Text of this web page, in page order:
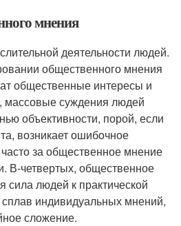
мнения
деятельности людей.
общественного мнения
общественные интересы и
массовые суждения людей
объективности, порой, если
возникает ошибочное
за общественное мнение
В-четвертых, общественное
сила людей к практической
индивидуальных мнений,
сложение.